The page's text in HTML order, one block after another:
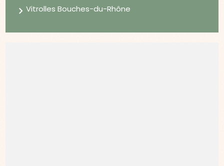
Vitrolles Bouches-du-Rhône